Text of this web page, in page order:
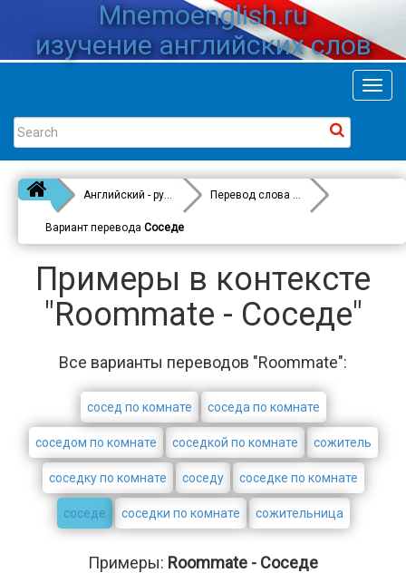
Mnemoenglish.ru
изучение английских слов
Английский - русский Перевод слова
Roommate
Вариант перевода Соседе
Примеры в контексте
"Roommate - Соседе"
Все варианты переводов "Roommate":
сосед по комнате соседа по комнате
соседом по комнате соседкой по комнате сожитель
соседку по комнате соседу соседке по комнате
соседе соседки по комнате сожительница
Примеры: Roommate - Соседе